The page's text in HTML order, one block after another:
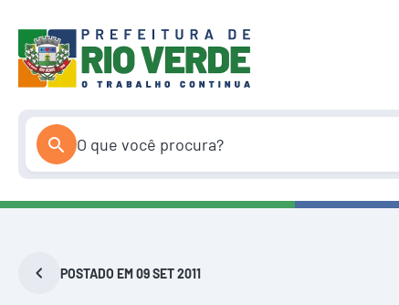
para
conteúdo
POSTADO EM 09 SET 2011